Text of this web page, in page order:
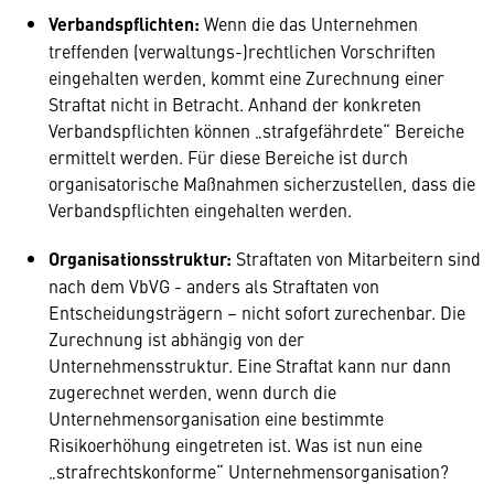
Verbandspflichten: Wenn die das Unternehmen
treffenden (verwaltungs-)rechtlichen Vorschriften
eingehalten werden, kommt eine Zurechnung einer
Straftat nicht in Betracht. Anhand der konkreten
Verbandspflichten können „strafgefährdete“ Bereiche
ermittelt werden. Für diese Bereiche ist durch
organisatorische Maßnahmen sicherzustellen, dass die
Verbandspflichten eingehalten werden.
Organisationsstruktur: Straftaten von Mitarbeitern sind
nach dem VbVG - anders als Straftaten von
Entscheidungsträgern – nicht sofort zurechenbar. Die
Zurechnung ist abhängig von der
Unternehmensstruktur. Eine Straftat kann nur dann
zugerechnet werden, wenn durch die
Unternehmensorganisation eine bestimmte
Risikoerhöhung eingetreten ist. Was ist nun eine
„strafrechtskonforme“ Unternehmensorganisation?